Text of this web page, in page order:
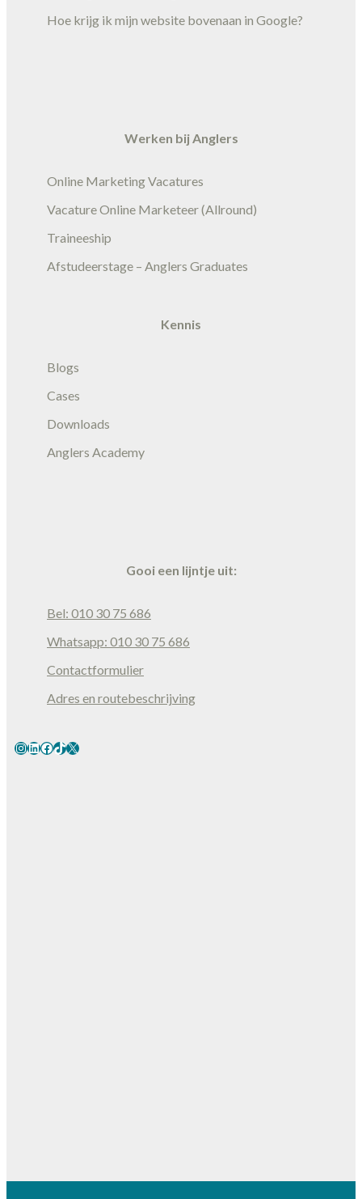
Hoe krijg ik mijn website bovenaan in Google?
Werken bij Anglers
Online Marketing Vacatures
Vacature Online Marketeer (Allround)
Traineeship
Afstudeerstage – Anglers Graduates
Kennis
Blogs
Cases
Downloads
Anglers Academy
Gooi een lijntje uit:
Bel: 010 30 75 686
Whatsapp: 010 30 75 686
Contactformulier
Adres en routebeschrijving
Instagram
LinkedIn
Facebook
TikTok
X